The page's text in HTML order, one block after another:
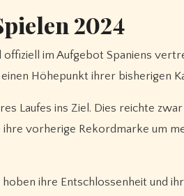
2024
im Aufgebot Spaniens
Höhepunkt ihrer bisherigen
Laufes ins Ziel. Dies reichte
vorherige Rekordmarke um
ihre Entschlossenheit und